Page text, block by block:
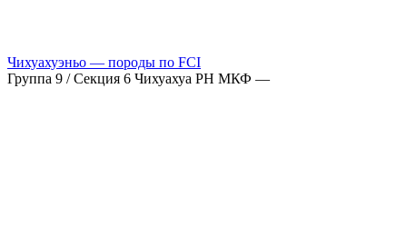
Чихуахуэньо — породы по FCI
Группа 9 / Секция 6 Чихуахуа РН МКФ —